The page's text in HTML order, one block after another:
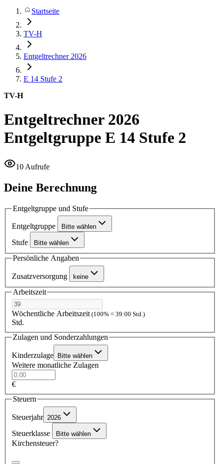
Startseite
TV-H
Entgeltrechner 2026
E 14 Stufe 2
TV-H
Entgeltrechner 2026
Entgeltgruppe E 14 Stufe 2
10 Aufrufe
Deine Berechnung
Entgeltgruppe und Stufe
Entgeltgruppe Bitte wählen
Stufe Bitte wählen
Persönliche Angaben
Zusatzversorgung keine
Arbeitszeit
Wöchentliche Arbeitszeit(100% = 39:00 Std.)
Std.
Zulagen und Sonderzahlungen
Kinderzulage Bitte wählen
Weitere monatliche Zulagen
€
Steuern
Steuerjahr 2026
Steuerklasse Bitte wählen
Kirchensteuer?